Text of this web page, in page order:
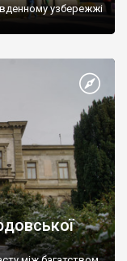
узбережжі